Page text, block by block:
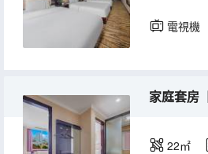
電視機
家庭套房
22㎡